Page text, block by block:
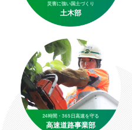
災害に強い国土づくり
土木部
24時間・365日高速を守る
高速道路事業部